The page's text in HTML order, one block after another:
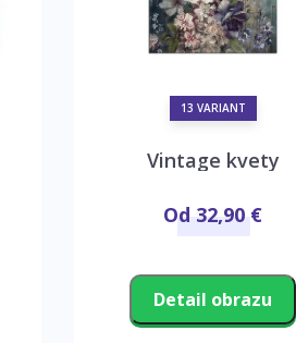
13 VARIANT
Vintage kvety
Od 32,90 €
Detail obrazu